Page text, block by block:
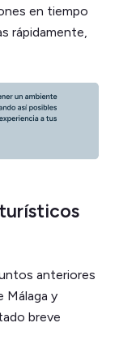
en tiempo
rápidamente,
anteriores
Málaga y
breve